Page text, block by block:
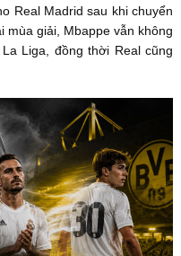
Real Madrid sau khi chuyển
mùa giải, Mbappe vẫn không
Liga, đồng thời Real cũng